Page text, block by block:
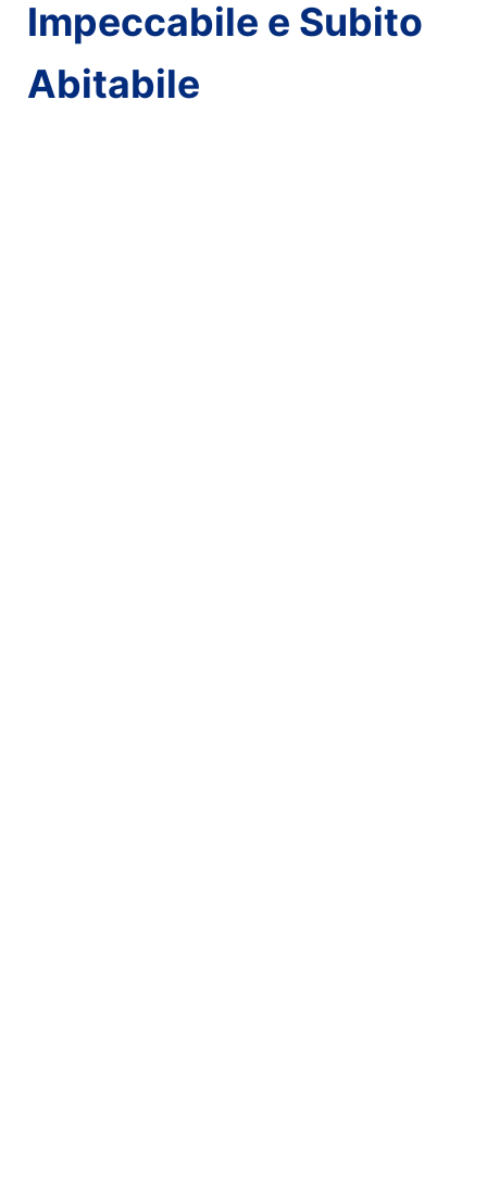
Impeccabile e Subito
Abitabile